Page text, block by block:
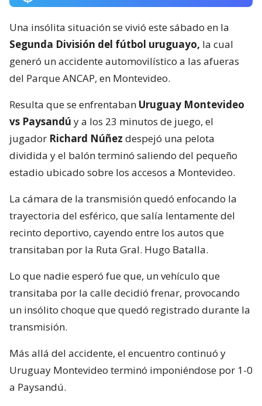
Una insólita situación se vivió este sábado en la
Segunda División del fútbol uruguayo, la cual
generó un accidente automovilístico a las afueras
del Parque ANCAP, en Montevideo.
Resulta que se enfrentaban Uruguay Montevideo
vs Paysandú y a los 23 minutos de juego, el
jugador Richard Núñez despejó una pelota
dividida y el balón terminó saliendo del pequeño
estadio ubicado sobre los accesos a Montevideo.
La cámara de la transmisión quedó enfocando la
trayectoria del esférico, que salía lentamente del
recinto deportivo, cayendo entre los autos que
transitaban por la Ruta Gral. Hugo Batalla.
Lo que nadie esperó fue que, un vehículo que
transitaba por la calle decidió frenar, provocando
un insólito choque que quedó registrado durante la
transmisión.
Más allá del accidente, el encuentro continuó y
Uruguay Montevideo terminó imponiéndose por 1-0
a Paysandú.